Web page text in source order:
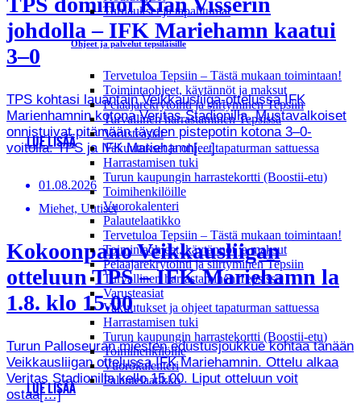
Turnaukset ja tapahtumat
Ohjeet ja palvelut tepsiläisille
Tervetuloa Tepsiin – Tästä mukaan toimintaan!
Toimintaohjeet, käytännöt ja maksut
Pelaajarekrytointi ja siirtyminen Tepsiin
Turvallinen harrastaminen Tepsissä
Varusteasiat
Vakuutukset ja ohjeet tapaturman sattuessa
Harrastamisen tuki
Turun kaupungin harrastekortti (Boostii-etu)
Toimihenkilöille
Vuorokalenteri
Palautelaatikko
Tervetuloa Tepsiin – Tästä mukaan toimintaan!
Toimintaohjeet, käytännöt ja maksut
Pelaajarekrytointi ja siirtyminen Tepsiin
Turvallinen harrastaminen Tepsissä
Varusteasiat
Vakuutukset ja ohjeet tapaturman sattuessa
Harrastamisen tuki
Turun kaupungin harrastekortti (Boostii-etu)
Toimihenkilöille
Vuorokalenteri
Palautelaatikko
johdolla – IFK Mariehamn kaatui
3–0
TPS kohtasi lauantain Veikkausliiga-ottelussa IFK
Marienhamnin kotona Veritas Stadionilla. Mustavalkoiset
onnistuivat pitämään täyden pistepotin kotona 3–0-
voitolla. TPS ja IFK Mariehamn[…]
LUE LISÄÄ
01.08.2026
Miehet, Uutiset
Kokoonpano Veikkausliigan
otteluun TPS – IFK Mariehamn la
1.8. klo 15.00
Turun Palloseuran miesten edustusjoukkue kohtaa tänään
Veikkausliigan ottelussa IFK Mariehamnin. Ottelu alkaa
Veritas Stadionilla kello 15.00. Liput otteluun voit
ostaa[…]
LUE LISÄÄ